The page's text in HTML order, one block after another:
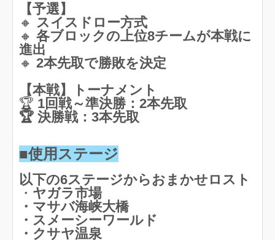
【予選】
🔸 スイスドロー方式
🔸 各ブロックの上位8チームが本戦に
進出
🔸 2本先取で勝敗を決定
【本戦】トーナメント
🏆 1回戦～準決勝：2本先取
🏆 決勝戦：3本先取
■使用ステージ
以下の6ステージからおまかせロスト
・ ヤガラ市場
・マサバ海峡大橋
・スメーシーワールド
・クサヤ温泉